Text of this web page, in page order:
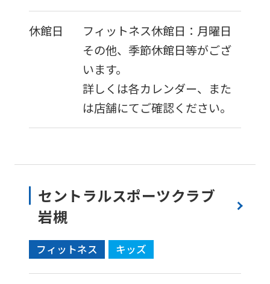
休館日
フィットネス休館日：月曜日
その他、季節休館日等がござ
います。
詳しくは各カレンダー、また
は店舗にてご確認ください。
セントラルスポーツクラブ
岩槻
フィットネス キッズ